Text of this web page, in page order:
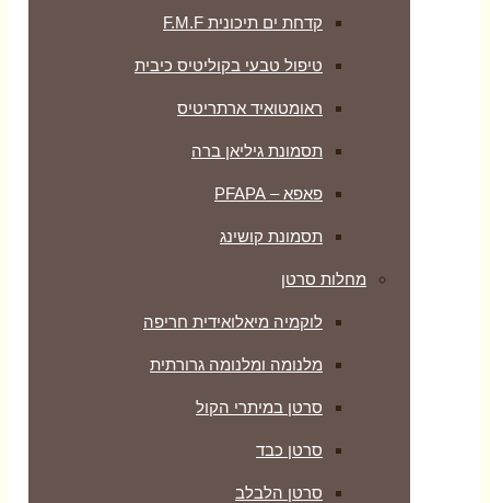
קדחת ים תיכונית F.M.F
טיפול טבעי בקוליטיס כיבית
ראומטואיד ארתריטיס
תסמונת גיליאן ברה
פאפא – PFAPA
תסמונת קושינג
מחלות סרטן
לוקמיה מיאלואידית חריפה
מלנומה ומלנומה גרורתית
סרטן במיתרי הקול
סרטן כבד
סרטן הלבלב